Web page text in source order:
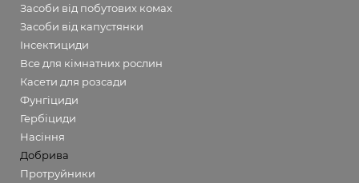
Засоби від побутових комах
Засоби від капустянки
Інсектициди
Все для кімнатних рослин
Касети для розсади
Фунгіциди
Гербіциди
Насіння
Добрива
Протруйники